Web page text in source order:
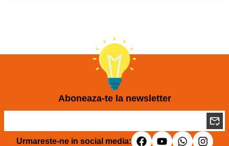
Aboneaza-te la newsletter
Urmareste-ne in social media: